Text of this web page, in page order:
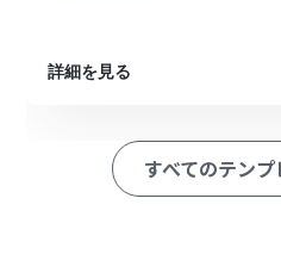
※「トリガー」：フロー起動のき
■このワークフローのカスタム
AI機能の要約オペレーシ
詳細を見る
すべてのテン